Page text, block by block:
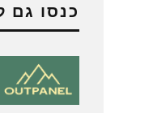
כנסו גם